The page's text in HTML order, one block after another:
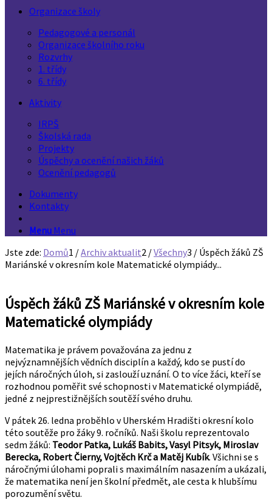
Organizace školy
Pedagogové a personál
Organizace školního roku
Rozvrhy
1. třídy
6. třídy
Aktivity
IRPŠ
Školská rada
Projekty
Úspěchy a ocenění našich žáků
Ocenění pedagogů
Dokumenty
Kontakty
Menu Menu
Jste zde: Domů1 /Archiv aktualit2 /Všechny3 / Úspěch žáků ZŠ
Mariánské v okresním kole Matematické olympiády...
Úspěch žáků ZŠ Mariánské v okresním kole
Matematické olympiády
Matematika je právem považována za jednu z
nejvýznamnějších vědních disciplín a každý, kdo se pustí do
jejích náročných úloh, si zaslouží uznání. O to více žáci, kteří se
rozhodnou poměřit své schopnosti v Matematické olympiádě,
jedné z nejprestižnějších soutěží svého druhu.
V pátek 26. ledna proběhlo v Uherském Hradišti okresní kolo
této soutěže pro žáky 9. ročníků. Naši školu reprezentovalo
sedm žáků: Teodor Patka, Lukáš Babits, Vasyl Pitsyk, Miroslav
Berecka, Robert Čierny, Vojtěch Krč a Matěj Kubík. Všichni se s
náročnými úlohami poprali s maximálním nasazením a ukázali,
že matematika není jen školní předmět, ale cesta k hlubšímu
porozumění světu.